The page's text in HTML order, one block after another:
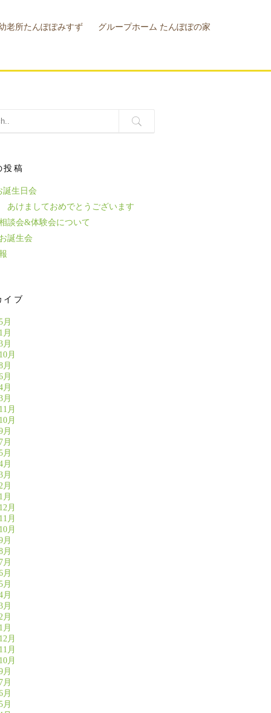
老所たんぽぽみすず グループホーム たんぽぽの家
投稿
誕生日会
あけましておめでとうございます
談会&体験会について
誕生会
イブ
月
月
月
月
月
月
月
月
月
月
月
月
月
月
月
月
月
月
月
月
月
月
月
月
月
月
月
月
月
月
月
月
月
月
月
月